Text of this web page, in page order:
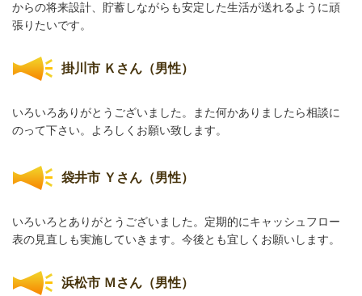
からの将来設計、貯蓄しながらも安定した生活が送れるように頑
張りたいです。
掛川市 Ｋさん（男性）
いろいろありがとうございました。また何かありましたら相談に
のって下さい。よろしくお願い致します。
袋井市 Ｙさん（男性）
いろいろとありがとうございました。定期的にキャッシュフロー
表の見直しも実施していきます。今後とも宜しくお願いします。
浜松市 Ｍさん（男性）